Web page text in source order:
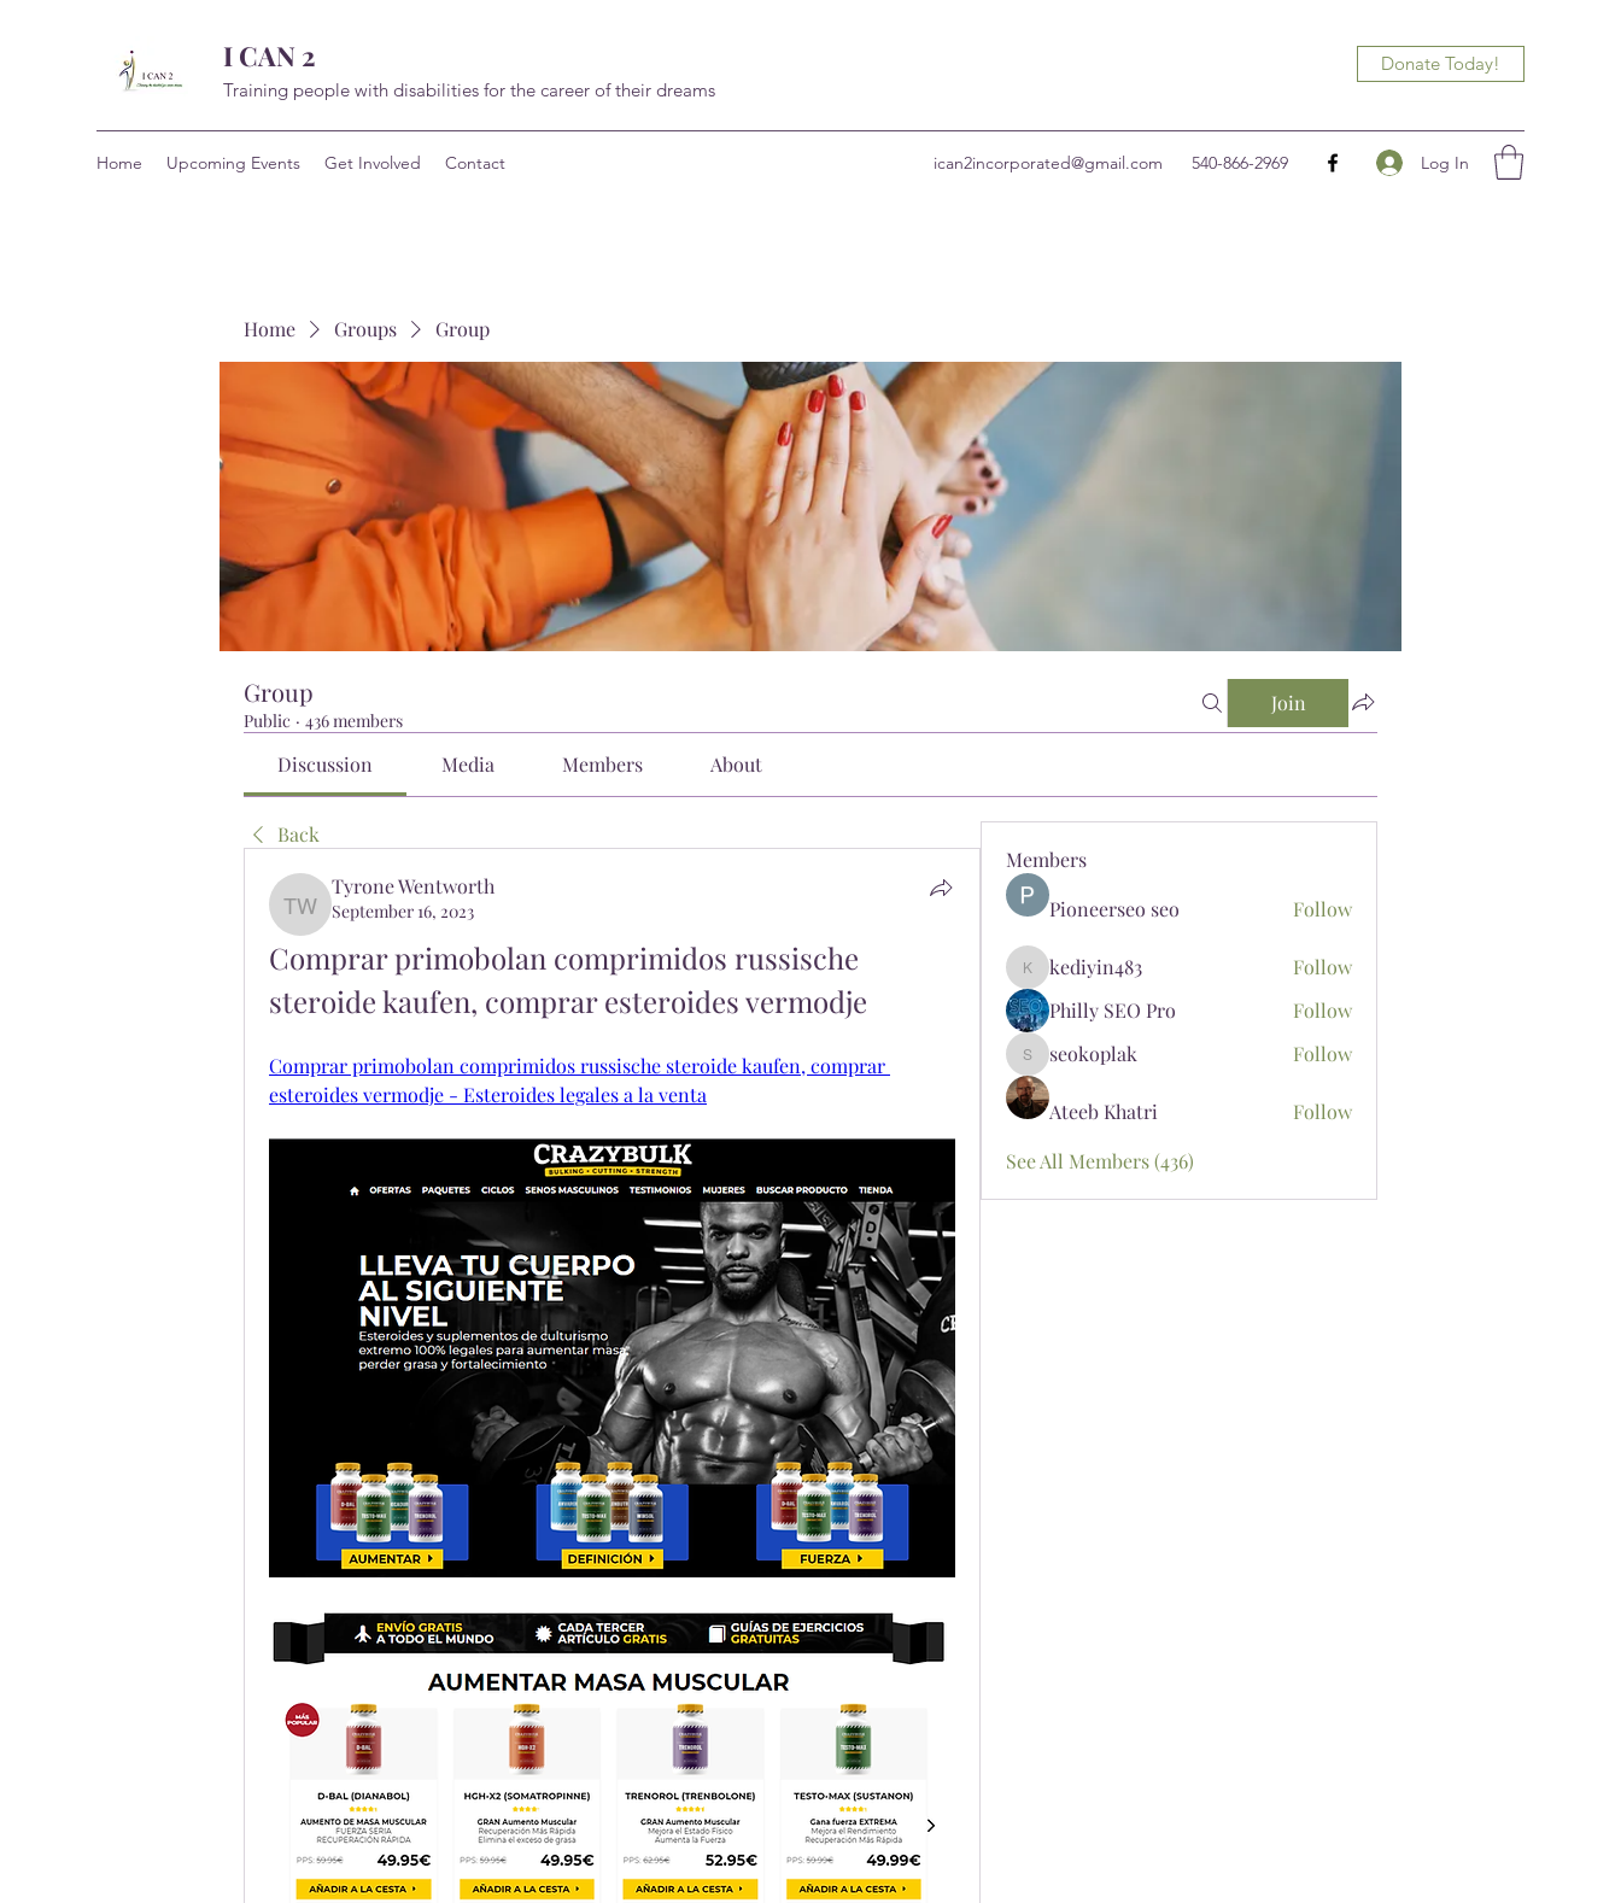
I CAN 2
Training people with disabilities for the career of their dreams
Donate Today!
Home Upcoming Events Get Involved Contact ican2incorporated@gmail.com 540-866-2969 Log In
Home Groups Group
Group
Public · 436 members
Join
Discussion Media Members About
Back
Tyrone Wentworth
Tyrone Wentworth
September 16, 2023
Comprar primobolan comprimidos russische
steroide kaufen, comprar esteroides vermodje
Comprar primobolan comprimidos russische steroide kaufen, comprar
esteroides vermodje - Esteroides legales a la venta
Members
Pioneerseo seo
Follow
kediyin483
kediyin483
Follow
Philly SEO Pro
Follow
seokoplak
seokoplak Follow
Ateeb Khatri
Follow
See All Members (436)